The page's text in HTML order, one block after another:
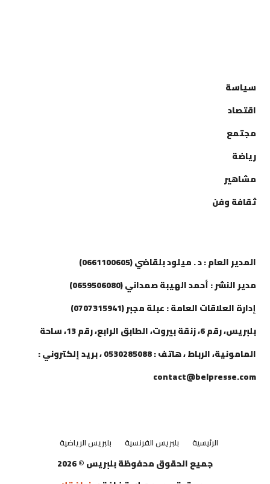
سياسة
اقتصاد
مجتمع
رياضة
مشاهير
ثقافة وفن
المدير العام : د . ميلود بلقاضي (0661100605)
مدير النشر : أحمد الهيبة صمداني (0659506080)
إدارة العلاقات العامة : عبلة مجبر (0707315941)
بلبريس، رقم 6، زنقة بيروت، الطابق الرابع، رقم 13، ساحة
المامونية، الرباط ، هاتف : 0530285088 ، بريد إلكتروني :
contact@belpresse.com
الرئيسية بلبريس الفرنسية بلبريس الرياضية
جميع الحقوق محفوظة بلبريس © 2026